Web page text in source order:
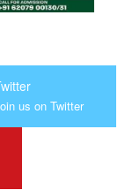
us on Twitter